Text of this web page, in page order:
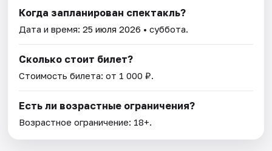
Когда запланирован спектакль?
Дата и время:25 июля 2026 • суббота.
Сколько стоит билет?
Стоимость билета: от 1 000 ₽.
Есть ли возрастные ограничения?
Возрастное ограничение: 18+.